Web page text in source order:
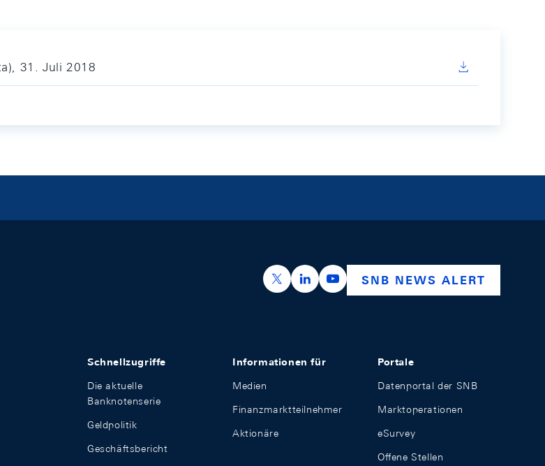
31. Juli 2018
https://x.com/snb_bns
https://ch.linkedin.com/company/swiss-
https://www.youtube.com/
SNB NEWS ALERT
Schnellzugriffe
Die aktuelle
Banknotenserie
Geldpolitik
Geschäftsbericht
Informationen für
Medien
Finanzmarktteilnehmer
Aktionäre
Portale
Datenportal der SNB
Marktoperationen
eSurvey
Offene Stellen